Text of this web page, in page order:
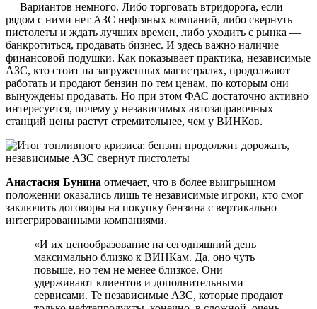
— Вариантов немного. Либо торговать втридорога, если
рядом с ними нет АЗС нефтяных компаний, либо свернуть
пистолеты и ждать лучших времен, либо уходить с рынка —
банкротиться, продавать бизнес. И здесь важно наличие
финансовой подушки. Как показывает практика, независимые
АЗС, кто стоит на загруженных магистралях, продолжают
работать и продают бензин по тем ценам, по которым они
вынуждены продавать. Но при этом ФАС достаточно активно
интересуется, почему у независимых автозаправочных
станций цены растут стремительнее, чем у ВИНКов.
Анастасия Бунина отмечает, что в более выигрышном
положении оказались лишь те независимые игроки, кто смог
заключить договоры на покупку бензина с вертикально
интегрированными компаниями.
«И их ценообразование на сегодняшний день
максимально близко к ВИНКам. Да, оно чуть
повыше, но тем не менее близкое. Они
удерживают клиентов и дополнительными
сервисами. Те независимые АЗС, которые продают